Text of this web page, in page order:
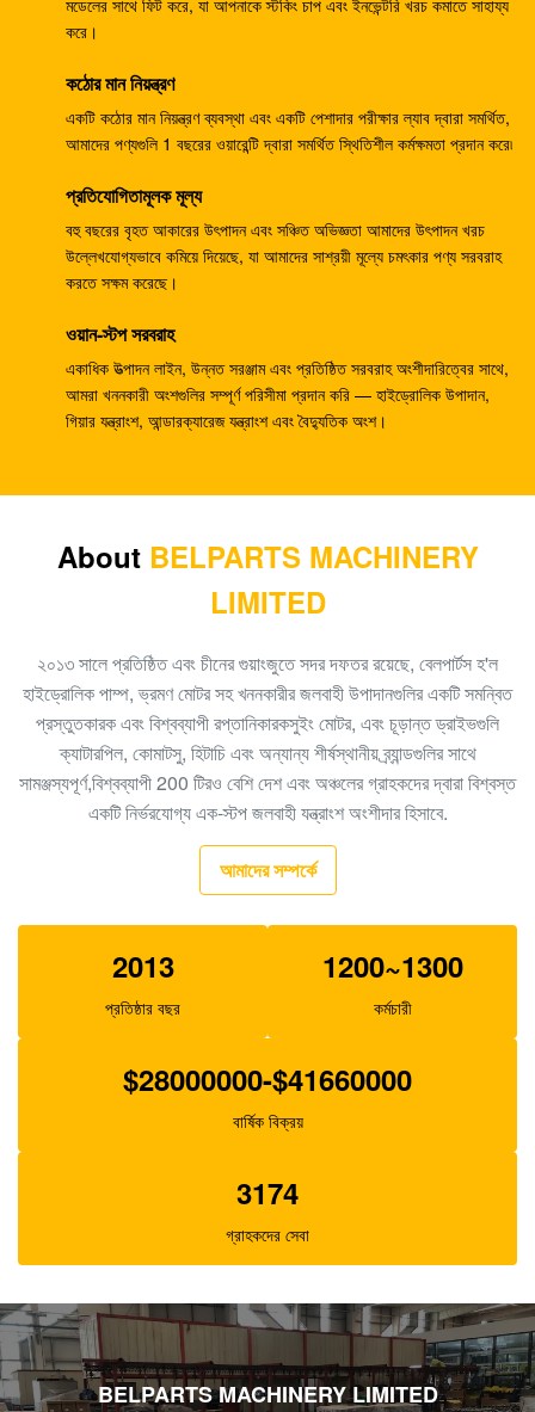
133-6907 জলবাহী র‌্যাম পাম্প, খননকারক E330B E345 এর জন্য
জলবাহী পাম্প
খননকারী জলবাহী প্রধান পাম্প DH370-9 370-9 গিয়ার পাম্প
DH370-7 370-7 K9005449 পাইলট পাম্প
গিয়ারবক্স হ্রাস
খননকারী PSVD2-17E জলবাহী র্যাম পাম্প PSVD2 EC35
VOE11806089 গিয়ার পাম্প
খননকারক E312V1 E312V2 ভ্রমণ হ্রাস 1107079 1107080
ভ্রমণ গিয়ারবক্স
খননকারক K1011413A ট্র্যাভেল গিয়ারবক্স DH258-7 DX260
DH255-5 DX255LC
খননকারী পাইলট পাম্প PC40-6 রাম পাম্প PC40 705-41-08010
প্রধান পাম্প
খননকারীর EC140B XCM150 ভ্রমণ গিয়ারবক্স MBEB170
VOE14573820 ভ্রমণ হ্রাস
খননকারীর EC460 পাইলট পাম্প হাইড্রোলিক গিয়ার পাম্প SA8230-
খননকারক SK140-8 SK140SR ট্র্যাভেল গিয়ারবক্স
বেলপার্টস এসবিএস 140 খননকারী পাইলট পাম্প E325C E324 200-
3343 এর জন্য
করে।
কঠোর মান নিয়ন্ত্রণ
একটি কঠোর মান নিয়ন্ত্রণ ব্যবস্থা এবং একটি পেশাদার পরীক্ষার ল্যাব দ্বারা সমর্থিত,
আমাদের পণ্যগুলি 1 বছরের ওয়ারেন্টি দ্বারা সমর্থিত স্থিতিশীল কর্মক্ষমতা প্রদান করে৷
প্রতিযোগিতামূলক মূল্য
বহু বছরের বৃহত আকারের উৎপাদন এবং সঞ্চিত অভিজ্ঞতা আমাদের উৎপাদন খরচ
উল্লেখযোগ্যভাবে কমিয়ে দিয়েছে, যা আমাদের সাশ্রয়ী মূল্যে চমৎকার পণ্য সরবরাহ
করতে সক্ষম করেছে।
ওয়ান-স্টপ সরবরাহ
একাধিক উত্পাদন লাইন, উন্নত সরঞ্জাম এবং প্রতিষ্ঠিত সরবরাহ অংশীদারিত্বের সাথে,
আমরা খননকারী অংশগুলির সম্পূর্ণ পরিসীমা প্রদান করি — হাইড্রোলিক উপাদান,
গিয়ার যন্ত্রাংশ, আন্ডারক্যারেজ যন্ত্রাংশ এবং বৈদ্যুতিক অংশ।
About BELPARTS MACHINERY
LIMITED
২০১৩ সালে প্রতিষ্ঠিত এবং চীনের গুয়াংজুতে সদর দফতর রয়েছে, বেলপার্টস হ'ল
হাইড্রোলিক পাম্প, ভ্রমণ মোটর সহ খননকারীর জলবাহী উপাদানগুলির একটি সমন্বিত
প্রস্তুতকারক এবং বিশ্বব্যাপী রপ্তানিকারকসুইং মোটর, এবং চূড়ান্ত ড্রাইভগুলি
ক্যাটারপিল, কোমাটসু, হিটাচি এবং অন্যান্য শীর্ষস্থানীয় ব্র্যান্ডগুলির সাথে
সামঞ্জস্যপূর্ণ,বিশ্বব্যাপী 200 টিরও বেশি দেশ এবং অঞ্চলের গ্রাহকদের দ্বারা বিশ্বস্ত
একটি নির্ভরযোগ্য এক-স্টপ জলবাহী যন্ত্রাংশ অংশীদার হিসাবে.
আমাদের সম্পর্কে
2013
প্রতিষ্ঠার বছর
1200~1300
কর্মচারী
$28000000-$41660000
বার্ষিক বিক্রয়
3174
গ্রাহকদের সেবা
BELPARTS MACHINERY LIMITED